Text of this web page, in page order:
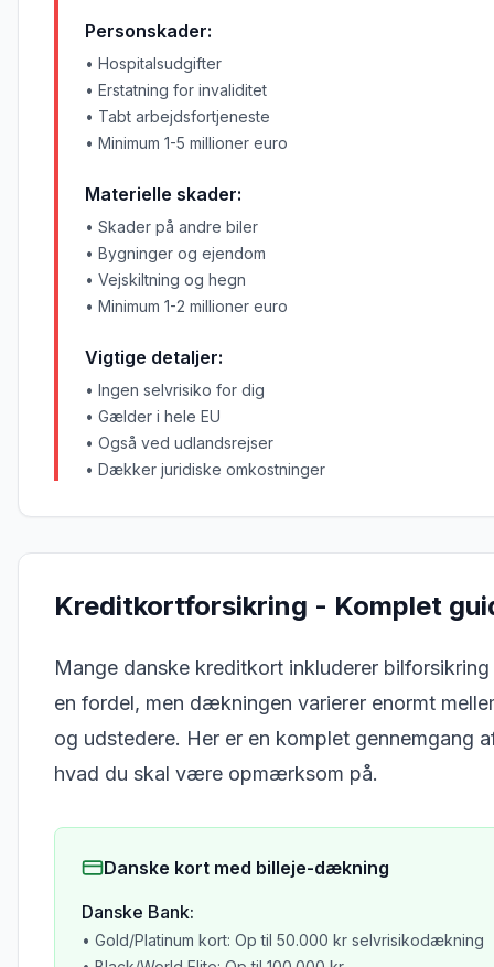
Personskader:
• Hospitalsudgifter
• Erstatning for invaliditet
• Tabt arbejdsfortjeneste
• Minimum 1-5 millioner euro
Materielle skader:
• Skader på andre biler
• Bygninger og ejendom
• Vejskiltning og hegn
• Minimum 1-2 millioner euro
Vigtige detaljer:
• Ingen selvrisiko for dig
• Gælder i hele EU
• Også ved udlandsrejser
• Dækker juridiske omkostninger
Kreditkortforsikring - Komplet
Mange danske kreditkort inkluderer bilforsikring
en fordel, men dækningen varierer enormt
og udstedere. Her er en komplet gennemgang
hvad du skal være opmærksom på.
Danske kort med billeje-dækning
Danske Bank:
• Gold/Platinum kort: Op til 50.000 kr selvrisikodækning